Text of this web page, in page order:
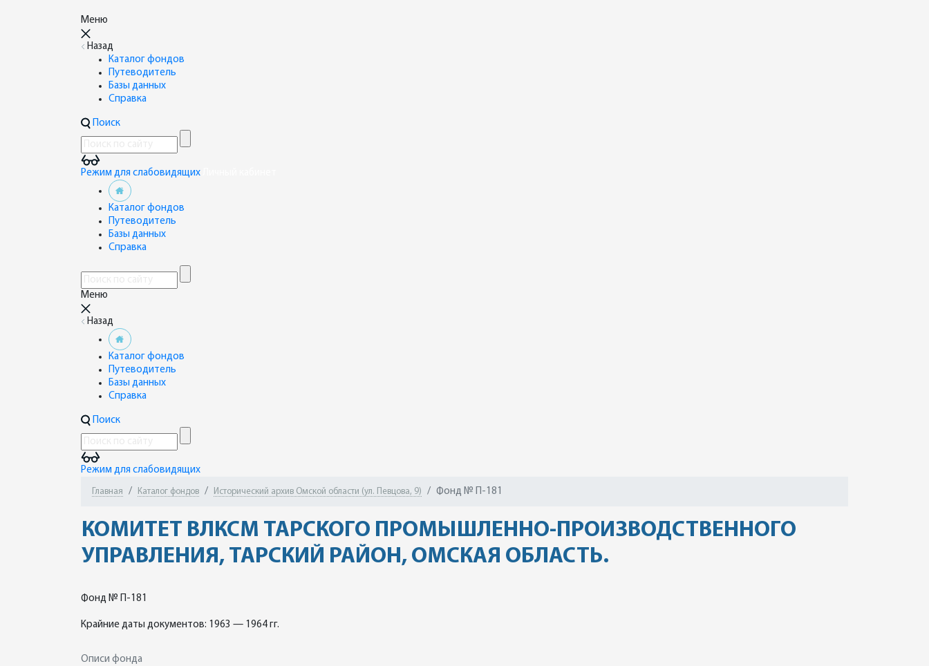
Меню
Назад
Каталог фондов
Путеводитель
Базы данных
Справка
Поиск
Режим для слабовидящих
Каталог фондов
Путеводитель
Базы данных
Справка
Меню
Назад
Каталог фондов
Путеводитель
Базы данных
Справка
Поиск
Режим для слабовидящих
Главная Каталог фондов Исторический архив Омской области (ул. Певцова, 9) Фонд № П-181
КОМИТЕТ ВЛКСМ ТАРСКОГО ПРОМЫШЛЕННО-ПРОИЗВОДСТВЕННОГО
УПРАВЛЕНИЯ, ТАРСКИЙ РАЙОН, ОМСКАЯ ОБЛАСТЬ.
Фонд № П-181
Крайние даты документов: 1963 — 1964 гг.
Описи фонда